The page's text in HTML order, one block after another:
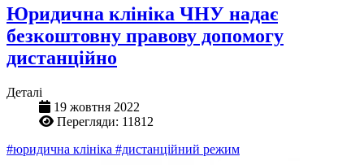
Юридична клініка ЧНУ надає
безкоштовну правову допомогу
дистанційно
Деталі
19 жовтня 2022
Перегляди: 11812
#юридична клініка #дистанційний режим